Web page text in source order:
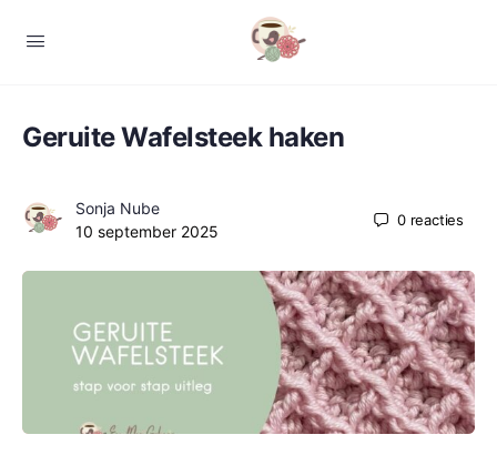
Geruite Wafelsteek haken
Sonja Nube
10 september 2025
0 reacties